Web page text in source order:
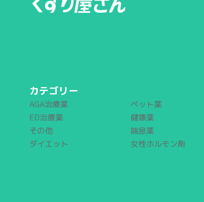
カテゴリー
AGA治療薬
ED治療薬
その他
ダイエット
ペット薬
健康薬
喘息薬
女性ホルモン剤